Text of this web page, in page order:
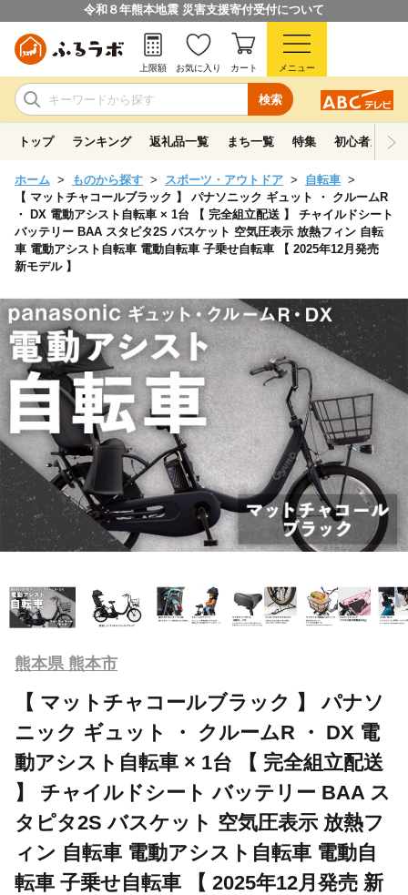
令和８年熊本地震 災害支援寄付受付について
検索
上限額 お気に入り カート メニュー
トップ ランキング 返礼品一覧 まち一覧 特集 初心者ガイド
ホーム ものから探す スポーツ・アウトドア
自転車
【 マットチャコールブラック 】 パナソニック ギュット ・ クルームR
・ DX 電動アシスト自転車 × 1台 【 完全組立配送 】 チャイルドシート
バッテリー BAA スタピタ2S バスケット 空気圧表示 放熱フィン 自転
車 電動アシスト自転車 電動自転車 子乗せ自転車 【 2025年12月発売
新モデル 】
熊本県 熊本市
【 マットチャコールブラック 】 パナソ
ニック ギュット ・ クルームR ・ DX 電
動アシスト自転車 × 1台 【 完全組立配送
】 チャイルドシート バッテリー BAA ス
タピタ2S バスケット 空気圧表示 放熱フ
ィン 自転車 電動アシスト自転車 電動自
転車 子乗せ自転車 【 2025年12月発売 新